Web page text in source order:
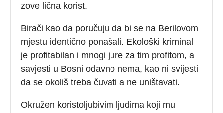
zove lična korist.
Birači kao da poručuju da bi se na Berilovom
mjestu identično ponašali. Ekološki kriminal
je profitabilan i mnogi jure za tim profitom, a
savjesti u Bosni odavno nema, kao ni svijesti
da se okoliš treba čuvati a ne uništavati.
Okružen koristoljubivim ljudima koji mu